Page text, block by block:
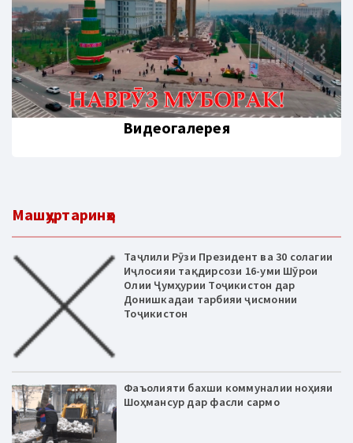
Видеогалерея
Машҳуртаринҳо
Таҷлили Рӯзи Президент ва 30 солагии
Иҷлосияи тақдирсози 16-уми Шӯрои
Олии Ҷумҳурии Тоҷикистон дар
Донишкадаи тарбияи ҷисмонии
Тоҷикистон
Фаъолияти бахши коммуналии ноҳияи
Шоҳмансур дар фасли сармо